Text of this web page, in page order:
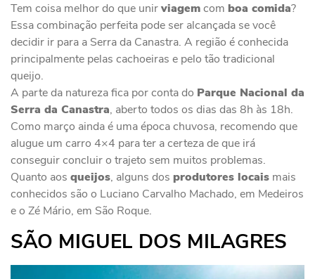
Tem coisa melhor do que unirviagemcom boa comida?
Essa combinação perfeita pode ser alcançada se você
decidir ir para a Serra da Canastra. A região é conhecida
principalmente pelas cachoeiras e pelo tão tradicional
queijo.
A parte da natureza fica por conta do Parque Nacional da
Serra da Canastra, aberto todos os dias das 8h às 18h.
Como março ainda é uma época chuvosa, recomendo que
alugue um carro 4×4 para ter a certeza de que irá
conseguir concluir o trajeto sem muitos problemas.
Quanto aos queijos, alguns dos produtores locais mais
conhecidos são o Luciano Carvalho Machado, em Medeiros
e o Zé Mário, em São Roque.
SÃO MIGUEL DOS MILAGRES